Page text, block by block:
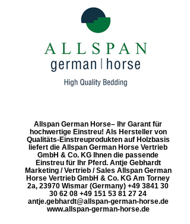
Allspan German Horse– Ihr Garant für
hochwertige Einstreu! Als Hersteller von
Qualitäts-Einstreuprodukten auf Holzbasis
liefert die Allspan German Horse Vertrieb
GmbH & Co. KG Ihnen die passende
Einstreu für Ihr Pferd. Antje Gebhardt
Marketing / Vertrieb / Sales Allspan German
Horse Vertrieb GmbH & Co. KG Am Torney
2a, 23970 Wismar (Germany) +49 3841 30
30 62 08 +49 151 53 81 27 24
antje.gebhardt@allspan-german-horse.de
www.allspan-german-horse.de